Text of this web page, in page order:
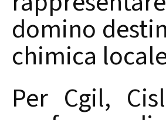
domino
chimica
Per Cgil,